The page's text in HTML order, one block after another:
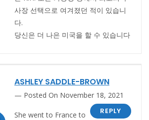
사장 선택으로 여겨졌던 적이 있습니
다.
당신은 더 나은 미국을 할 수 있습니다
ASHLEY SADDLE-BROWN
Posted On November 18, 2021
REPLY
She went to France to